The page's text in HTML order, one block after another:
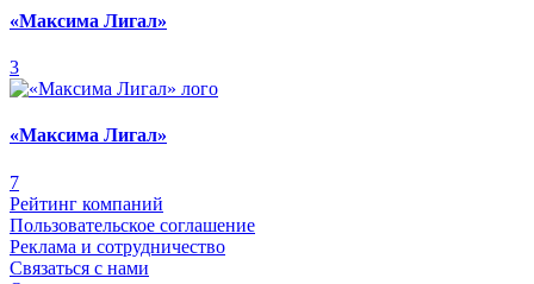
«Максима Лигал»
3
«Максима Лигал»
7
Рейтинг компаний
Пользовательское соглашение
Реклама и сотрудничество
Связаться с нами